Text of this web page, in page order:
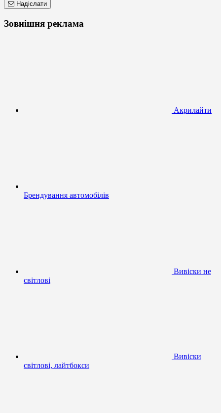
Надіслати
Зовнішня реклама
Акрилайти
Брендування автомобілів
Вивіски не
світлові
Вивіски
світлові, лайтбокси